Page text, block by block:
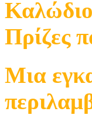
Πρίζες
Μια